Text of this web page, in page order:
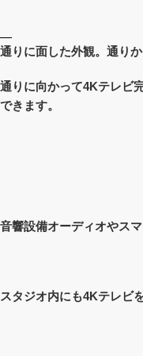
通りに面した外観。通り
通りに向かって4Kテレビ
できます。
音響設備オーディオやス
スタジオ内にも4Kテレビ